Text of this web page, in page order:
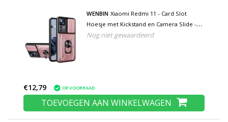
WENBIN Xiaomi Redmi 11 - Card Slot
Hoesje met Kickstand en Camera Slide -
Pop Grip Cover - Roze
Nog niet gewaardeerd
€12,79 OP VOORRAAD
TOEVOEGEN AAN WINKELWAGEN